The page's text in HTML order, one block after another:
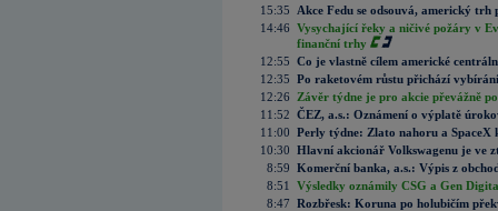
15:35
Akce Fedu se odsouvá, americký
14:46 Vysychající řeky a ničivé požáry v
finanční trhy
12:55 Co je vlastně cílem americké
12:35 Po raketovém růstu přichází
12:26
Závěr týdne je pro akcie převážně
11:52 ČEZ, a.s.: Oznámení o výplatě
11:00 Perly týdne: Zlato nahoru a SpaceX
10:30 Hlavní akcionář Volkswagenu je ve
8:59 Komerční banka, a.s.: Výpis z
8:51
Výsledky oznámily CSG a Gen
8:47 Rozbřesk: Koruna po holubičím